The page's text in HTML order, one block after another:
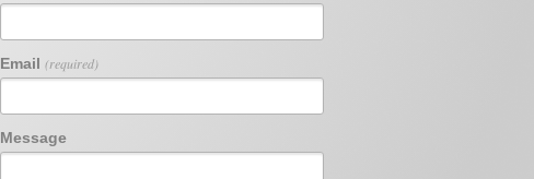
Email (required)
Message